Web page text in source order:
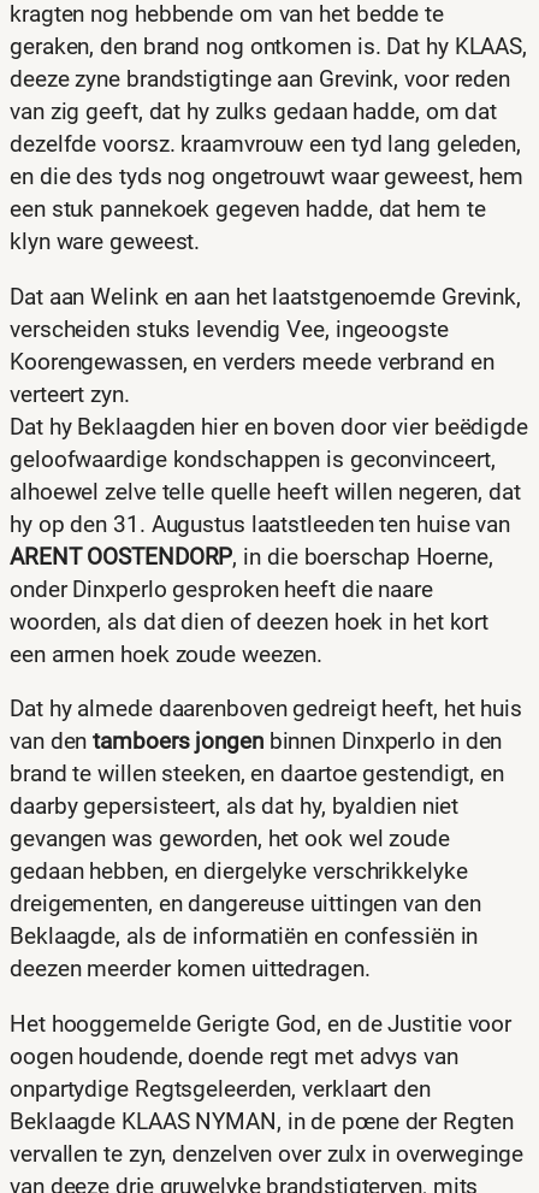
kragten nog hebbende om van het bedde te
geraken, den brand nog ontkomen is. Dat hy KLAAS,
deeze zyne brandstigtinge aan Grevink, voor reden
van zig geeft, dat hy zulks gedaan hadde, om dat
dezelfde voorsz. kraamvrouw een tyd lang geleden,
en die des tyds nog ongetrouwt waar geweest, hem
een stuk pannekoek gegeven hadde, dat hem te
klyn ware geweest.
Dat aan Welink en aan het laatstgenoemde Grevink,
verscheiden stuks levendig Vee, ingeoogste
Koorengewassen, en verders meede verbrand en
verteert zyn.
Dat hy Beklaagden hier en boven door vier beëdigde
geloofwaardige kondschappen is geconvinceert,
alhoewel zelve telle quelle heeft willen negeren, dat
hy op den 31. Augustus laatstleeden ten huise van
ARENT OOSTENDORP, in die boerschap Hoerne,
onder Dinxperlo gesproken heeft die naare
woorden, als dat dien of deezen hoek in het kort
een armen hoek zoude weezen.
Dat hy almede daarenboven gedreigt heeft, het huis
van dentamboers jongenbinnen Dinxperlo in den
brand te willen steeken, en daartoe gestendigt, en
daarby gepersisteert, als dat hy, byaldien niet
gevangen was geworden, het ook wel zoude
gedaan hebben, en diergelyke verschrikkelyke
dreigementen, en dangereuse uittingen van den
Beklaagde, als de informatiën en confessiën in
deezen meerder komen uittedragen.
Het hooggemelde Gerigte God, en de Justitie voor
oogen houdende, doende regt met advys van
onpartydige Regtsgeleerden, verklaart den
Beklaagde KLAAS NYMAN, in de pœne der Regten
vervallen te zyn, denzelven over zulx in overweginge
van deeze drie gruwelyke brandstigteryen‚ mits